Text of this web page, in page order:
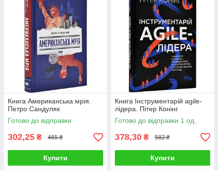
Книга Американська мрія.
Петро Сандуляк
Готово до відправки
302,25 ₴ 465 ₴
Купити
Книга Інструментарій agile-
лідера. Пітер Конінг
Готово до відправки 1 од.
378,30 ₴ 582 ₴
Купити